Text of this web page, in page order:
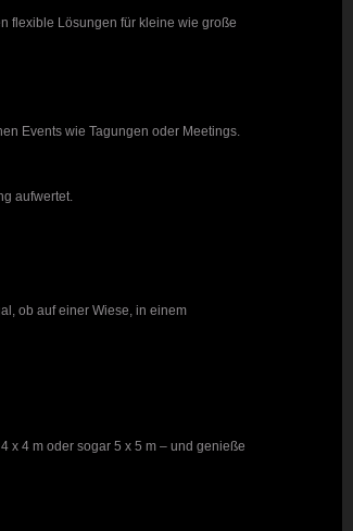
flexible Lösungen für kleine wie große
Events wie Tagungen oder Meetings.
aufwertet.
ob auf einer Wiese, in einem
x 4 m oder sogar 5 x 5 m – und genieße